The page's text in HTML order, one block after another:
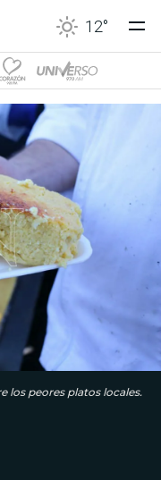
12°
los peores platos locales.